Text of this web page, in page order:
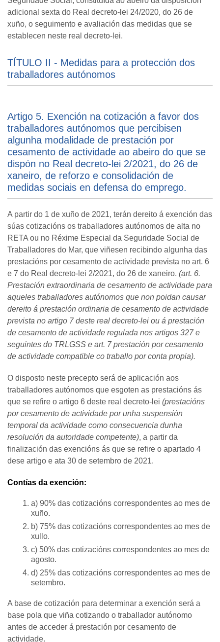
adicional sexta do Real decreto-lei 24/2020, do 26 de
xuño, o seguimento e avaliación das medidas que se
establecen neste real decreto-lei.
TÍTULO II - Medidas para a protección dos
traballadores autónomos
Artigo 5. Exención na cotización a favor dos
traballadores autónomos que percibisen
algunha modalidade de prestación por
cesamento de actividade ao abeiro do que se
dispón no Real decreto-lei 2/2021, do 26 de
xaneiro, de reforzo e consolidación de
medidas sociais en defensa do emprego.
A partir do 1 de xuño de 2021, terán dereito á exención das
súas cotizacións os traballadores autónomos de alta no
RETA ou no Réxime Especial da Seguridade Social de
Traballadores do Mar, que viñesen recibindo algunha das
prestacións por cesamento de actividade prevista no art. 6
e 7 do Real decreto-lei 2/2021, do 26 de xaneiro. (art. 6.
Prestación extraordinaria de cesamento de actividade para
aqueles traballadores autónomos que non poidan causar
dereito á prestación ordinaria de cesamento de actividade
prevista no artigo 7 deste real decreto-lei ou á prestación
de cesamento de actividade regulada nos artigos 327 e
seguintes do TRLGSS e art. 7 prestación por cesamento
de actividade compatible co traballo por conta propia).
O disposto neste precepto será de aplicación aos
traballadores autónomos que esgoten as prestacións ás
que se refire o artigo 6 deste real decreto-lei (prestacións
por cesamento de actividade por unha suspensión
temporal da actividade como consecuencia dunha
resolución da autoridade competente), a partir da
finalización das exencións ás que se refire o apartado 4
dese artigo e ata 30 de setembro de 2021.
Contías da exención:
a) 90% das cotizacións correspondentes ao mes de
xuño.
b) 75% das cotizacións correspondentes ao mes de
xullo.
c) 50% das cotizacións correspondentes ao mes de
agosto.
d) 25% das cotizacións correspondentes ao mes de
setembro.
A base de cotización para determinar a exención será a
base pola que viña cotizando o traballador autónomo
antes de acceder á prestación por cesamento de
actividade.